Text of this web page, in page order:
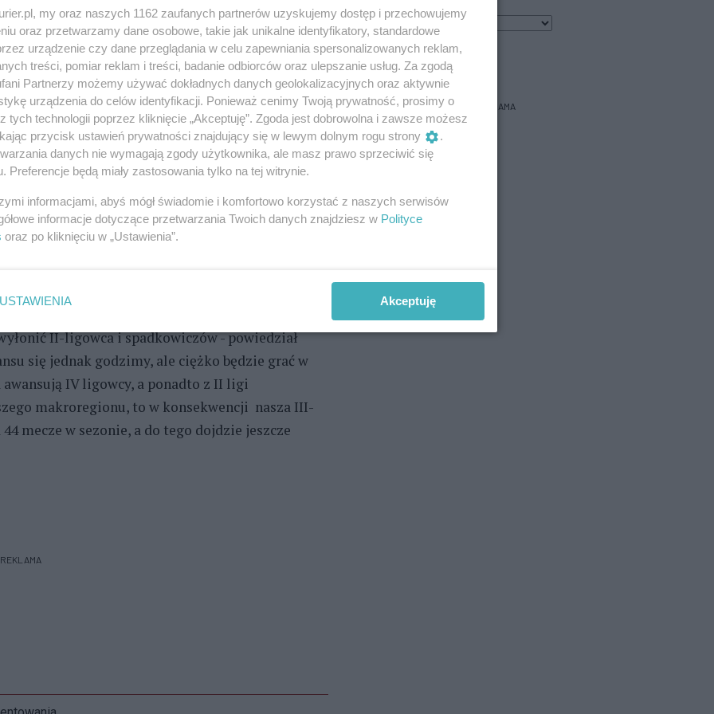
od IV ligi w dół zostają zakończone.
będzie spadków.
REKLAMA
wznowienia lub zakończenia rozgrywek III
oraz zasad spadków i awansów podejmą
sezonie odpowiadają za prowadzenie
występowały zespoły zachodniopomorskie: Świt
Kołobrzeg, Gwardia Koszalin i Bałtyk
bo mieliśmy aspiracje walczyć o awans
na mistrzowską oraz spadkową, by przy
II-ligowca i spadkowiczów - powiedział
się jednak godzimy, ale ciężko będzie grać w
IV ligowcy, a ponadto z II ligi
makroregionu, to w konsekwencji nasza III-
mecze w sezonie, a do tego dojdzie jeszcze
REKLAMA
℃
Zobacz prognozę na 3 dni
REKLAMA
my oraz naszych 1162 zaufanych partnerów uzyskujemy dostęp i przechowujemy
oraz przetwarzamy dane osobowe, takie jak unikalne identyfikatory, standardowe
urządzenie czy dane przeglądania w celu zapewniania spersonalizowanych reklam,
treści, pomiar reklam i treści, badanie odbiorców oraz ulepszanie usług. Za zgodą
Partnerzy możemy używać dokładnych danych geolokalizacyjnych oraz aktywnie
urządzenia do celów identyfikacji. Ponieważ cenimy Twoją prywatność, prosimy o
tych technologii poprzez kliknięcie „Akceptuję”. Zgoda jest dobrowolna i zawsze możesz
przycisk ustawień prywatności znajdujący się w lewym dolnym rogu strony
.
danych nie wymagają zgody użytkownika, ale masz prawo sprzeciwić się
Preferencje będą miały zastosowania tylko na tej witrynie.
informacjami, abyś mógł świadomie i komfortowo korzystać z naszych serwisów
informacje dotyczące przetwarzania Twoich danych znajdziesz w Polityce
oraz po kliknięciu w „Ustawienia”.
USTAWIENIA Akceptuję